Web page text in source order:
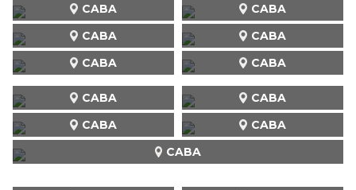
CABA
CABA
CABA
CABA
CABA
CABA
CABA CABA
CABA
CABA CABA